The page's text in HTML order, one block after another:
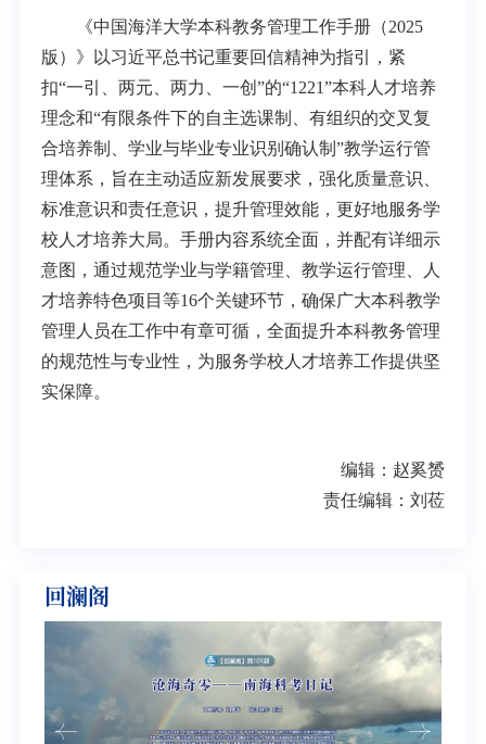
《中国海洋大学本科教务管理工作手册（2025
版）》以习近平总书记重要回信精神为指引，紧
扣“一引、两元、两力、一创”的“1221”本科人才培养
理念和“有限条件下的自主选课制、有组织的交叉复
合培养制、学业与毕业专业识别确认制”教学运行管
理体系，旨在主动适应新发展要求，强化质量意识、
标准意识和责任意识，提升管理效能，更好地服务学
校人才培养大局。手册内容系统全面，并配有详细示
意图，通过规范学业与学籍管理、教学运行管理、人
才培养特色项目等16个关键环节，确保广大本科教学
管理人员在工作中有章可循，全面提升本科教务管理
的规范性与专业性，为服务学校人才培养工作提供坚
实保障。
编辑：赵奚赟
责任编辑：刘莅
回澜阁